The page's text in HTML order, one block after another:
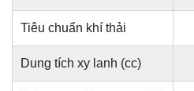
Tiêu chuẩn khí thải
Dung tích xy lanh (cc)